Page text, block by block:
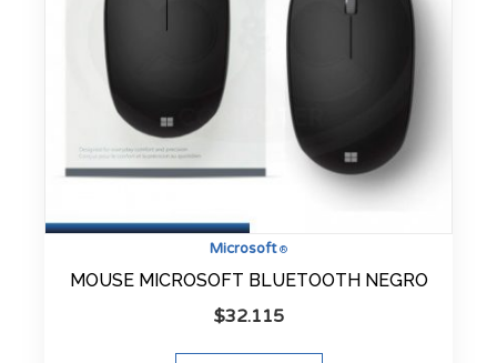
Microsoft®
MOUSE MICROSOFT BLUETOOTH NEGRO
$32.115